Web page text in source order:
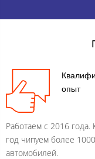
опыт
Работаем с 2016 года.
год чипуем более 1000
автомобилей.